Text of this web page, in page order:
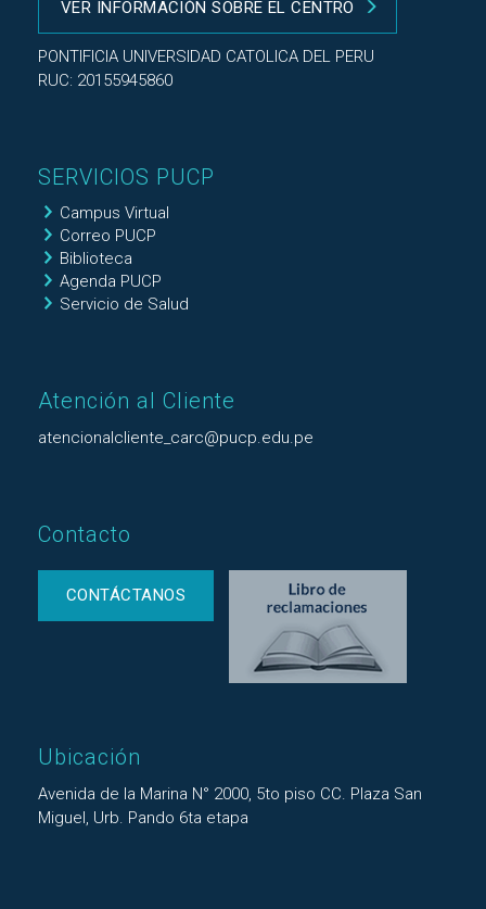
VER INFORMACIÓN SOBRE EL CENTRO
PONTIFICIA UNIVERSIDAD CATOLICA DEL PERU
RUC: 20155945860
SERVICIOS PUCP
Campus Virtual
Correo PUCP
Biblioteca
Agenda PUCP
Servicio de Salud
Atención al Cliente
atencionalcliente_carc@pucp.edu.pe
Contacto
CONTÁCTANOS
Ubicación
Avenida de la Marina N° 2000, 5to piso CC. Plaza San
Miguel, Urb. Pando 6ta etapa